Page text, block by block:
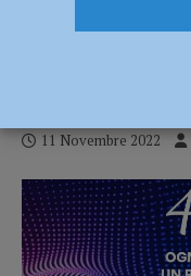
Volley, Serie
11 Novembre 2022